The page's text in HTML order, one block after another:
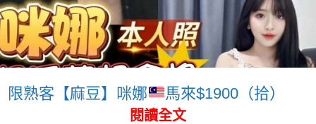
限熟客【麻豆】咪娜 馬來$1900（拾）
閱讀全文